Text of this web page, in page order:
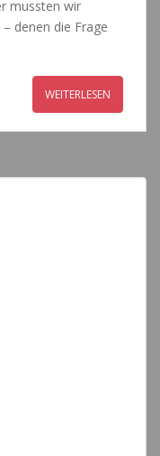
mussten wir
denen die Frage
WEITERLESEN